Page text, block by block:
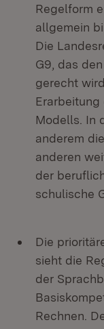
Regelform
allgemein
Die
G9, das
gerecht
Erarbeitung
Modells. In
anderem
anderen
der
schulische
Die
sieht die
der
Rechnen.